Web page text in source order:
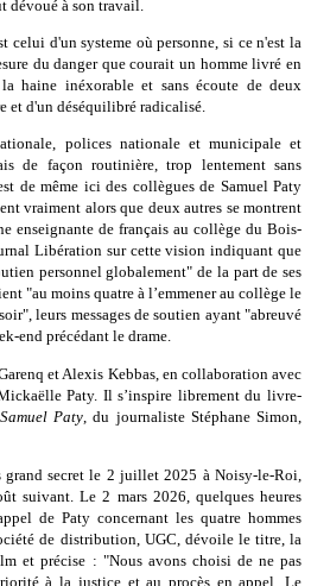
dévoué à son travail.
celui d'un systeme où personne, si ce n'est la
du danger que courait un homme livré en
haine inéxorable et sans écoute de deux
et d'un déséquilibré radicalisé.
polices nationale et municipale et
de façon routinière, trop lentement sans
de même ici des collègues de Samuel Paty
vraiment alors que deux autres se montrent
enseignante de français au collège du Bois-
Libération sur cette vision indiquant que
personnel globalement" de la part de ses
"au moins quatre à l’emmener au collège le
leurs messages de soutien ayant "abreuvé
end précédant le drame.
et Alexis Kebbas, en collaboration avec
Paty. Il s’inspire librement du livre-
Paty , du journaliste Stéphane Simon,
secret le 2 juillet 2025 à Noisy-le-Roi,
suivant. Le 2 mars 2026, quelques heures
de Paty concernant les quatre hommes
de distribution, UGC, dévoile le titre, la
et précise : "Nous avons choisi de ne pas
à la justice et au procès en appel. Le